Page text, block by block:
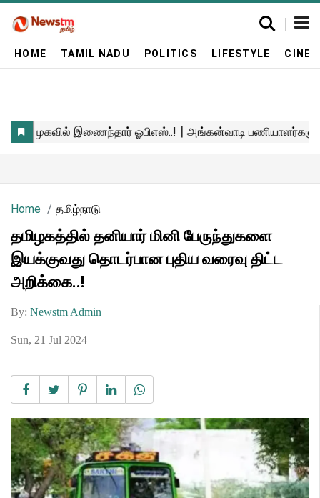
HOME TAMIL NADU POLITICS LIFESTYLE
Home தமிழ்நாடு
தமிழகத்தில் தனியார் மினி பேருந்துகளை
இயக்குவது தொடர்பான புதிய வரைவு திட்ட
அறிக்கை..!
By: Newstm Admin
Sun, 21 Jul 2024